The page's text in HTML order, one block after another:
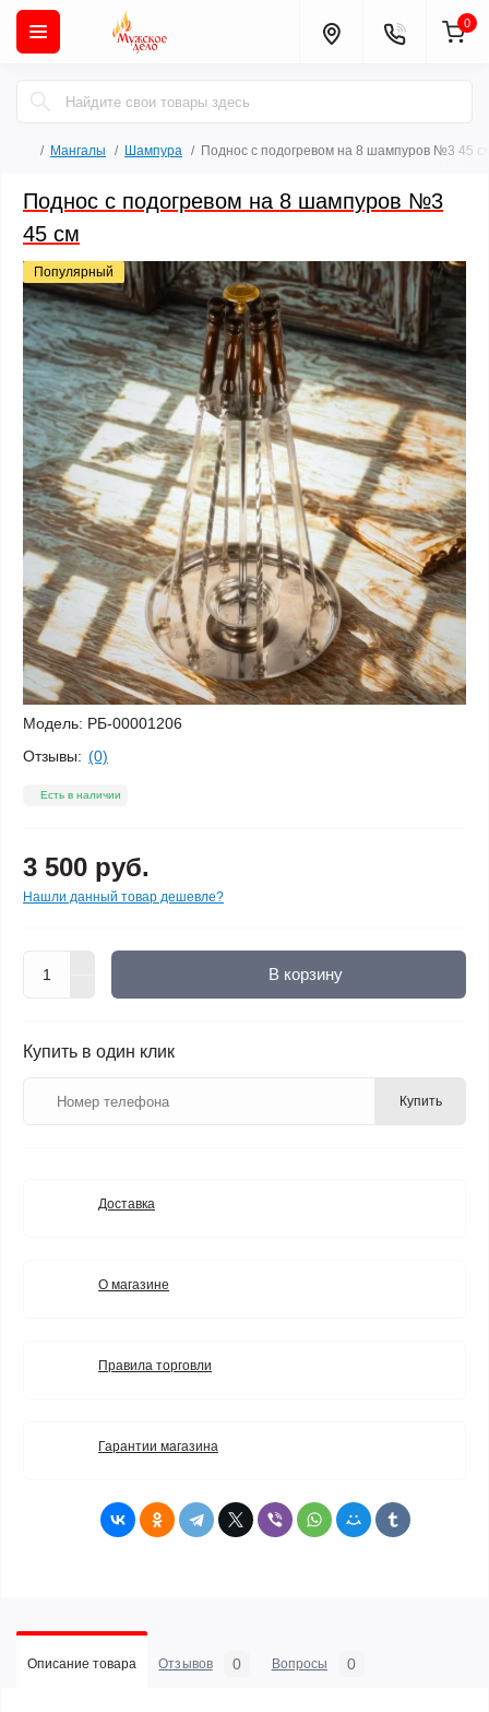
0
Мангалы Шампура Поднос с подогревом на 8 шампуров №3 45
Поднос с подогревом на 8 шампуров №3
45 см
Популярный
Модель: РБ-00001206
Отзывы: (0)
Есть в наличии
3 500 руб.
Нашли данный товар дешевле?
В корзину
Купить в один клик
Купить
Доставка
О магазине
Правила торговли
Гарантии магазина
Описание товара Отзывов 0 Вопросы 0